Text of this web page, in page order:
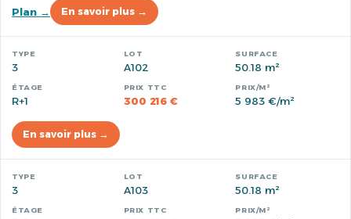
Plan → En savoir plus →
3 A102 50.18 m²
R+1 300 216 € 5 983 €/m²
En savoir plus →
3 A103 50.18 m²